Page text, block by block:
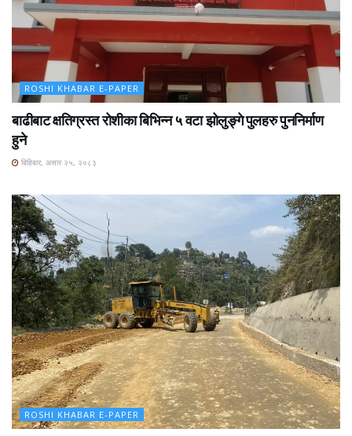
ROSHI KHABAR E-PAPER
बाढीबाट क्षतिग्रस्त रोशीका बिभिन्न ५ वटा झोलुङ्गे पुलहरु पुननिर्माण
हुने
बिहिबार, असार २५, २०८३
ROSHI KHABAR E-PAPER